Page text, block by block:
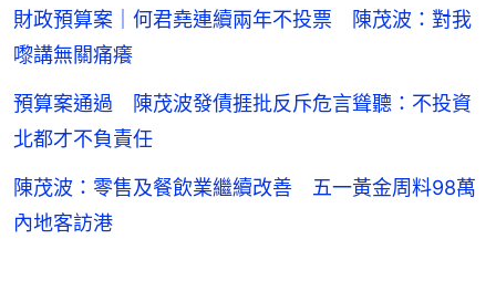
財政預算案｜何君堯連續兩年不投票 陳茂波：對我
嚟講無關痛癢
預算案通過 陳茂波發債捱批反斥危言聳聽：不投資
北都才不負責任
陳茂波：零售及餐飲業繼續改善 五一黃金周料98萬
內地客訪港